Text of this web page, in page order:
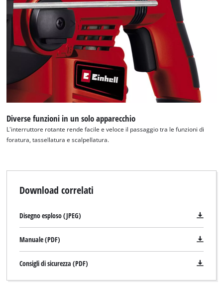
Diverse funzioni in un solo apparecchio
L'interruttore rotante rende facile e veloce il passaggio tra le funzioni di
foratura, tassellatura e scalpellatura.
Download correlati
Disegno esploso (JPEG)
Manuale (PDF)
Consigli di sicurezza (PDF)